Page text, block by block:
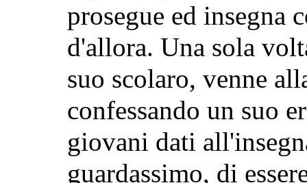
prosegue ed insegna
d'allora. Una sola
suo scolaro, venne
confessando un suo
giovani dati
guardassimo, di